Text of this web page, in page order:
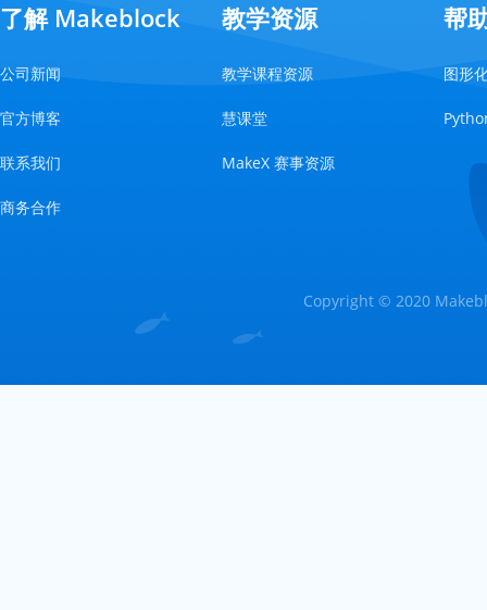
了解 Makeblock
公司新闻
官方博客
联系我们
商务合作
教学资源
教学课程资源
慧课堂
MakeX 赛事资源
帮
图形
Copyright © 2020